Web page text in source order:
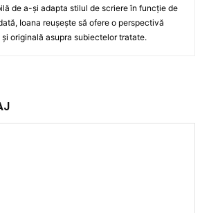
de a-și adapta stilul de scriere în funcție de
Ioana reușește să ofere o perspectivă
și originală asupra subiectelor tratate.